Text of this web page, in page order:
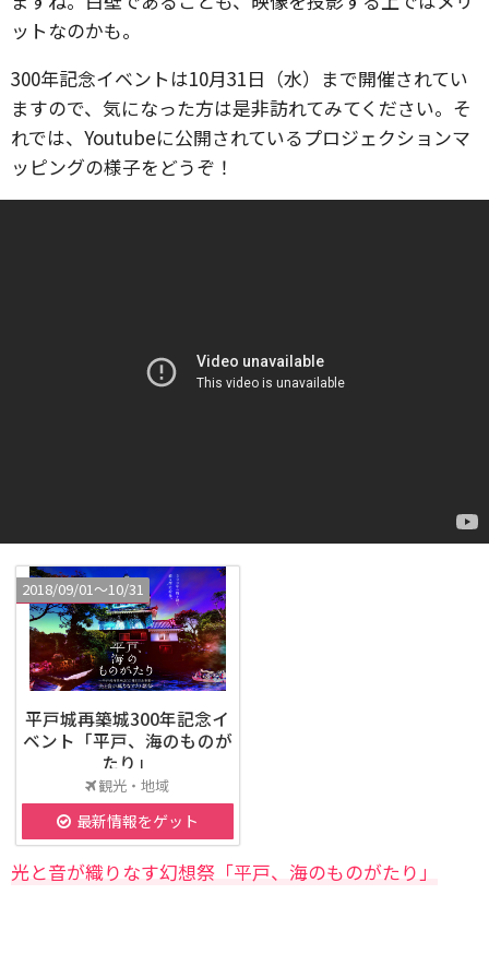
ットなのかも。
300年記念イベントは10月31日（水）まで開催されてい
ますので、気になった方は是非訪れてみてください。そ
れでは、Youtubeに公開されているプロジェクションマ
ッピングの様子をどうぞ！
2018/09/01〜10/31
平戸城再築城300年記念イ
ベント「平戸、海のものが
たり」
観光・地域
最新情報をゲット
光と音が織りなす幻想祭「平戸、海のものがたり」